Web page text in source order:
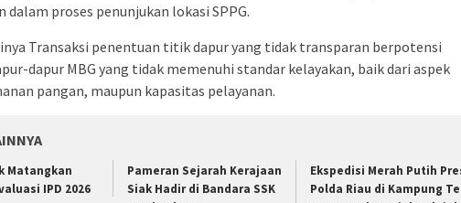
dalam proses penunjukan lokasi SPPG.
Transaksi penentuan titik dapur yang tidak transparan berpotensi
dapur MBG yang tidak memenuhi standar kelayakan, baik dari aspek
pangan, maupun kapasitas pelayanan.
Matangkan
IPD 2026
Pameran Sejarah Kerajaan
Siak Hadir di Bandara SSK
Ekspedisi Merah Putih
Polda Riau di Kampung